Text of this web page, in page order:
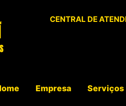
CENTRAL DE
Empresa Serviços